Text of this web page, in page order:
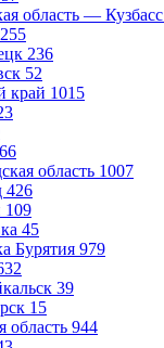
область — Кузбасс
255
236
52
край 1015
66
область 1007
426
109
45
Бурятия 979
39
15
область 944